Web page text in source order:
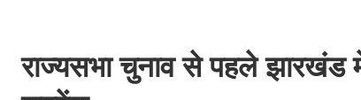
राज्यसभा चुनाव से पहले झारखंड